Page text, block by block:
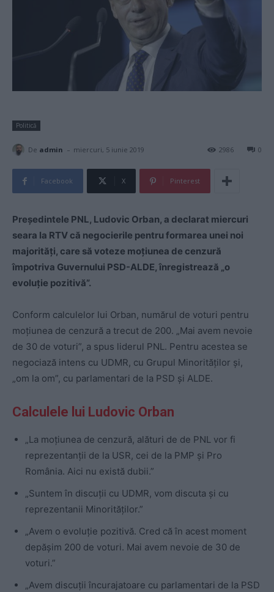
Politică
De admin - miercuri, 5 iunie 2019 0
2986
Facebook X Pinterest
Președintele PNL, Ludovic Orban, a declarat miercuri
seara la RTV că negocierile pentru formarea unei noi
majorități, care să voteze moțiunea de cenzură
împotriva Guvernului PSD-ALDE, înregistrează „o
evoluție pozitivă”.
Conform calculelor lui Orban, numărul de voturi pentru
moțiunea de cenzură a trecut de 200. „Mai avem nevoie
de 30 de voturi”, a spus liderul PNL. Pentru acestea se
negociază intens cu UDMR, cu Grupul Minorităților și,
„om la om”, cu parlamentari de la PSD și ALDE.
Calculele lui Ludovic Orban
„La moțiunea de cenzură, alături de de PNL vor fi
reprezentanții de la USR, cei de la PMP și Pro
România. Aici nu există dubii.”
„Suntem în discuții cu UDMR, vom discuta și cu
reprezentanii Minorităților.”
„Avem o evoluție pozitivă. Cred că în acest moment
depășim 200 de voturi. Mai avem nevoie de 30 de
voturi.”
„Avem discuții încurajatoare cu parlamentari de la PSD